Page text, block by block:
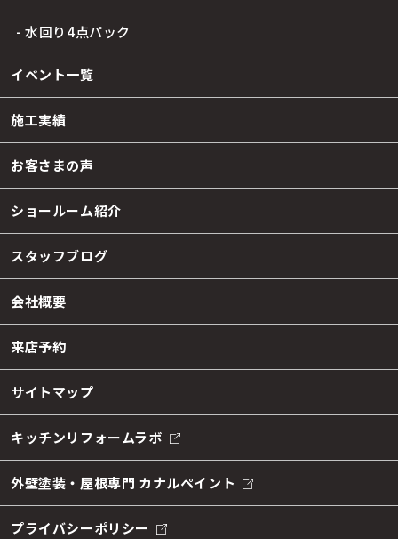
- 水回り4点パック
イベント一覧
施工実績
お客さまの声
ショールーム紹介
スタッフブログ
会社概要
来店予約
サイトマップ
キッチンリフォームラボ
外壁塗装・屋根専門 カナルペイント
プライバシーポリシー